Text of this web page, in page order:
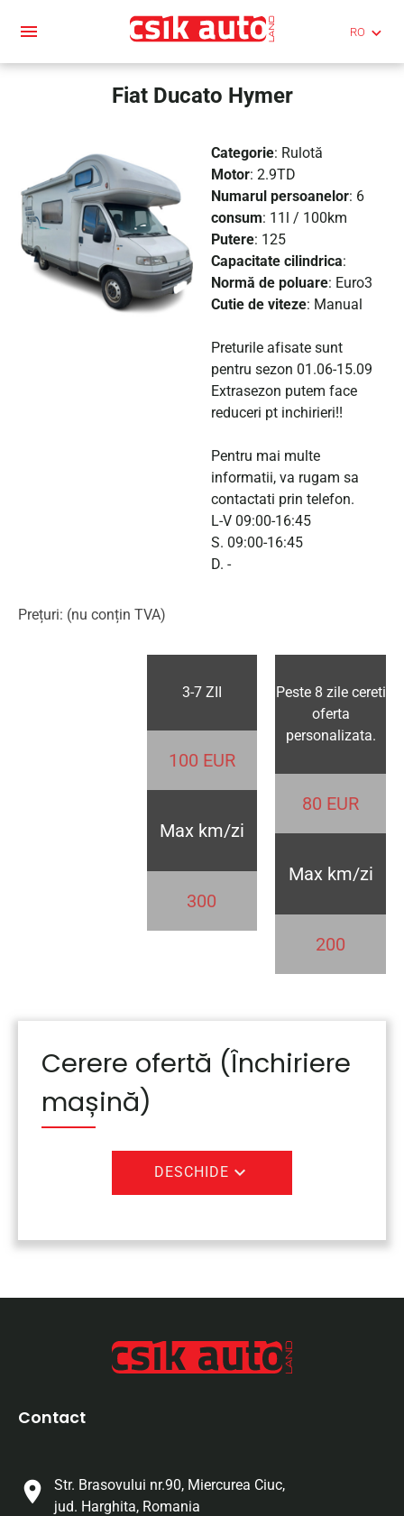
menu keyboard_arrow_down
Fiat Ducato Hymer
Categorie: Rulotă
Motor: 2.9TD
Numarul persoanelor: 6
consum: 11l / 100km
Putere: 125
Capacitate cilindrica:
Normă de poluare: Euro3
Cutie de viteze: Manual
Preturile afisate sunt
pentru sezon 01.06-15.09
Extrasezon putem face
reduceri pt inchirieri!!
Pentru mai multe
informatii, va rugam sa
contactati prin telefon.
L-V 09:00-16:45
S. 09:00-16:45
D. -
Prețuri: (nu conțin TVA)
3-7 ZII
100 EUR
Max km/zi
300
Peste 8 zile cereti
oferta
personalizata.
80 EUR
Max km/zi
200
Cerere ofertă (Închiriere
mașină)
DESCHIDE expand_more
Contact
Str. Brasovului nr.90, Miercurea Ciuc,
jud. Harghita, Romania